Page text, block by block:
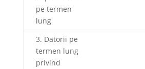
pe termen
lung
3. Datorii pe
termen lung
privind